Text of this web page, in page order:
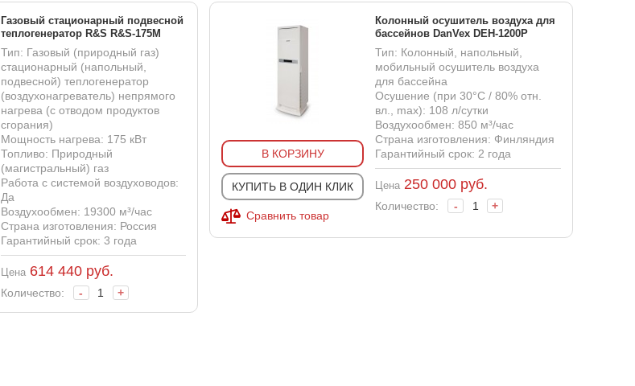
Газовый стационарный подвесной
теплогенератор R&S R&S-175M
Тип: Газовый (природный газ)
стационарный (напольный,
подвесной) теплогенератор
(воздухонагреватель) непрямого
нагрева (с отводом продуктов
сгорания)
Мощность нагрева: 175 кВт
Топливо: Природный
(магистральный) газ
Работа с системой воздуховодов:
Да
Воздухообмен: 19300 м³/час
Страна изготовления: Россия
Гарантийный срок: 3 года
Цена 614 440руб.
Количество: - +
В КОРЗИНУ
КУПИТЬ В ОДИН КЛИК
Сравнить товар
Колонный осушитель воздуха для
бассейнов DanVex DEH-1200P
Тип: Колонный, напольный,
мобильный осушитель воздуха
для бассейна
Осушение (при 30°С / 80% отн.
вл., max): 108 л/сутки
Воздухообмен: 850 м³/час
Страна изготовления: Финляндия
Гарантийный срок: 2 года
Цена 250 000 руб.
Количество: - +